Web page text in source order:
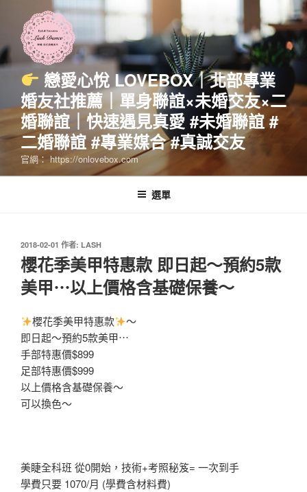
要
戀愛心悅 LOVEBOX｜北部專業
婚友社推薦｜單身聯誼×未婚交友×二
婚聯誼｜快速遇見真愛 #未婚聯誼 #
二婚聯誼 #專業媒合 #真誠交友
官網： https://onlovebox.com
選單
發
佈
於
2018-02-01 作者: LASH
櫻花季美甲特惠款 即日起～預約5款
美甲⋯以上價格含基礎保養～
櫻花季美甲特惠款
～
即日起～預約5款美甲⋯
手部特惠價$899
足部特惠價$999
以上價格含基礎保養～
可以換色～
美睫全科班 從0開始，技術+考照秘笈= 一次到手
學費只要 1070/月 (學費含材料費)